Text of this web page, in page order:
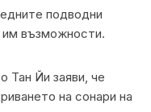
подводни
им възможности.
Тан Йи заяви, че
на сонари на